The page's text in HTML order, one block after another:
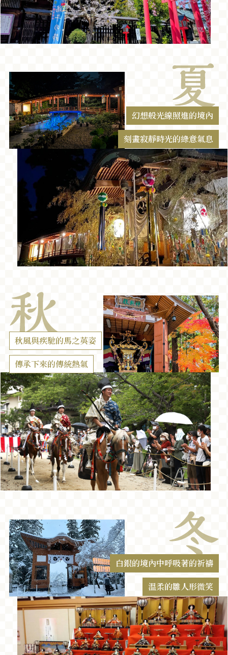
幻想般光線照進的境內
刻畫寂靜時光的綠意氣息
秋風與疾馳的馬之英姿
傳承下來的傳統熱氣
白銀的境內中呼吸著的祈禱
溫柔的雛人形微笑